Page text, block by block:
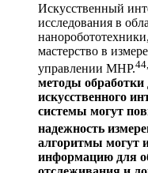
Искусственный
исследования в
мастерство в
управлении МНР.
методы обработки
искусственного
системы могут
надежность
алгоритмы могут
информацию для